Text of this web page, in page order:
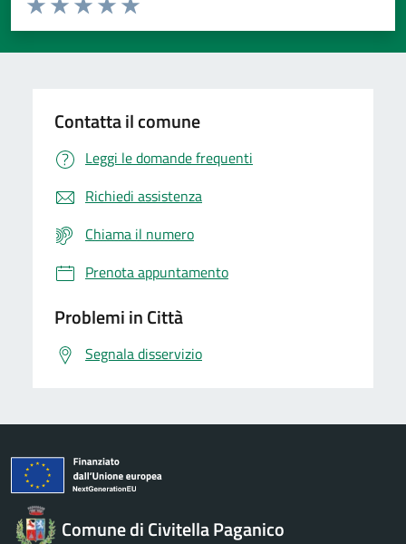
Valuta 5 stelle su 5
Valuta 4 stelle su 5
Valuta 3 stelle su 5
Valuta 2 stelle su 5
Valuta 1 stelle su 5
Contatta il comune
Leggi le domande frequenti
Richiedi assistenza
Chiama il numero
Prenota appuntamento
Problemi in Città
Segnala disservizio
Comune di Civitella Paganico